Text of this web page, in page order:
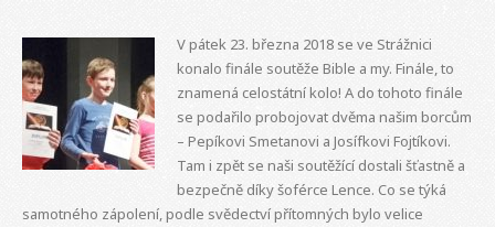
V pátek 23. března 2018 se ve Strážnici
konalo finále soutěže Bible a my. Finále, to
znamená celostátní kolo! A do tohoto finále
se podařilo probojovat dvěma našim borcům
– Pepíkovi Smetanovi a Josífkovi Fojtíkovi.
Tam i zpět se naši soutěžící dostali šťastně a
bezpečně díky šoférce Lence. Co se týká
samotného zápolení, podle svědectví přítomných bylo velice